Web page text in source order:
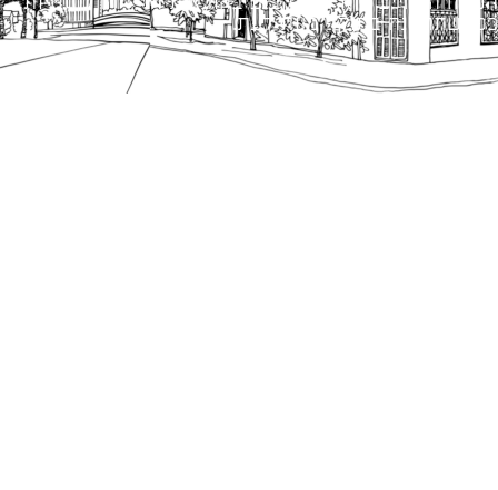
כפי שתהיינה בתוקף מעת לעת.